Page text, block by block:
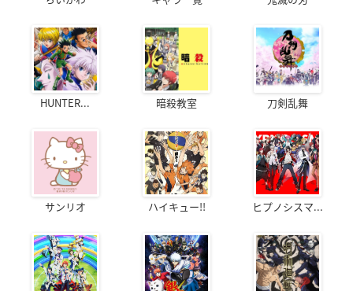
HUNTER... 暗殺教室 刀剣乱舞
サンリオ ハイキュー!! ヒプノシスマ...